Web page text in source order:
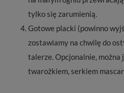
tylko się zarumienią.
Gotowe placki (powinno
zostawiamy na chwilę do
talerze. Opcjonalnie, można
twarożkiem, serkiem